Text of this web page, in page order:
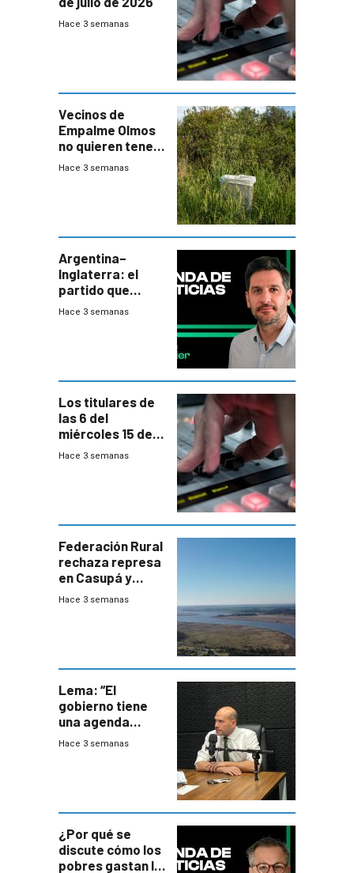
Hace 3 semanas
Vecinos de
Empalme Olmos
no quieren tener
cerca una planta
departamental
Hace 3 semanas
Argentina–
Inglaterra: el
partido que
nunca termina
Hace 3 semanas
Los titulares de
las 6 del
miércoles 15 de
julio de 2026
Hace 3 semanas
Federación Rural
rechaza represa
en Casupá y
firma demanda
Hace 3 semanas
Lema: “El
gobierno tiene
una agenda
destructiva”
Hace 3 semanas
¿Por qué se
discute cómo los
pobres gastan la